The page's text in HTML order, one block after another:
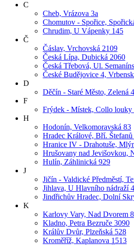
C
Cheb, Vrázova 3a
Chomutov - Spořice,
Chrudim, U Vápenky 145
Č
Čáslav, Vrchovská 2109
Česká Lípa, Dubická 2060
Česká Třebová, Ul.
České Budějovice 4,
D
Děčín - Staré Město, Zelená
F
Frýdek - Místek, Collo louky
H
Hodonín, Velkomoravská 83
Hradec Králové, Bří. Štefanů
Hranice IV - Drahotuše,
Hrušovany nad Jevišovkou,
Hulín, Záhlinická 929
J
Jičín - Valdické Předměstí,
Jihlava, U Hlavního nádraží
Jindřichův Hradec, Dolní
K
Karlovy Vary, Nad Dvorem
Kladno, Petra Bezruče 3090
Králův Dvůr, Plzeňská 528
Kroměříž, Kaplanova 1513